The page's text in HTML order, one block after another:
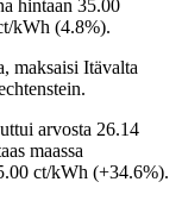
hintaan 35.00
kWh (4.8%).
maksaisi Itävalta
arvosta 26.14
maassa
ct/kWh (+34.6%).